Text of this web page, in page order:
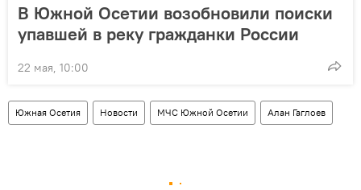
В Южной Осетии возобновили поиски
упавшей в реку гражданки России
22 мая, 10:00
Южная Осетия Новости МЧС Южной Осетии Алан Гаглоев